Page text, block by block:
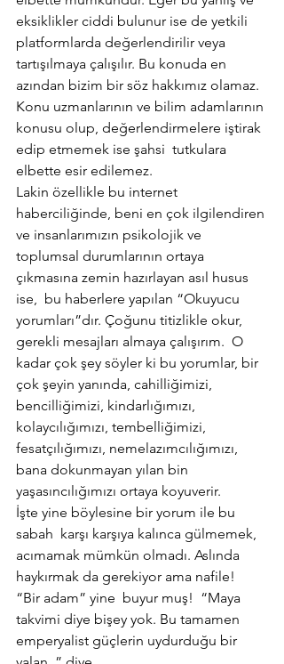
eksiklikler ciddi bulunur ise de yetkili
platformlarda değerlendirilir veya
tartışılmaya çalışılır. Bu konuda en
azından bizim bir söz hakkımız olamaz.
Konu uzmanlarının ve bilim adamlarının
konusu olup, değerlendirmelere iştirak
edip etmemek ise şahsi  tutkulara
elbette esir edilemez.
Lakin özellikle bu internet
haberciliğinde, beni en çok ilgilendiren
ve insanlarımızın psikolojik ve
toplumsal durumlarının ortaya
çıkmasına zemin hazırlayan asıl husus
ise,  bu haberlere yapılan “Okuyucu
yorumları”dır. Çoğunu titizlikle okur,
gerekli mesajları almaya çalışırım.  O
kadar çok şey söyler ki bu yorumlar, bir
çok şeyin yanında, cahilliğimizi,
bencilliğimizi, kindarlığımızı,
kolaycılığımızı, tembelliğimizi,
fesatçılığımızı, nemelazımcılığımızı,
bana dokunmayan yılan bin
yaşasıncılığımızı ortaya koyuverir.
İşte yine böylesine bir yorum ile bu
sabah  karşı karşıya kalınca gülmemek,
acımamak mümkün olmadı. Aslında
haykırmak da gerekiyor ama nafile!
“Bir adam” yine  buyur muş!  “Maya
takvimi diye bişey yok. Bu tamamen
emperyalist güçlerin uydurduğu bir